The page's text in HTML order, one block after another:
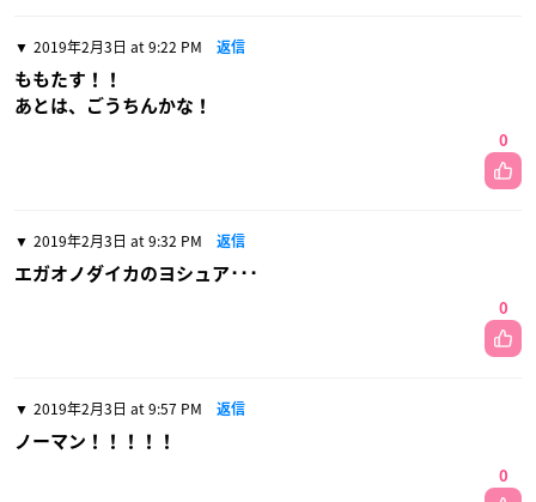
2019年2月3日 at 9:22 PM 返信
ももたす！！
あとは、ごうちんかな！
0
2019年2月3日 at 9:32 PM 返信
エガオノダイカのヨシュア･･･
0
2019年2月3日 at 9:57 PM 返信
ノーマン！！！！！
0